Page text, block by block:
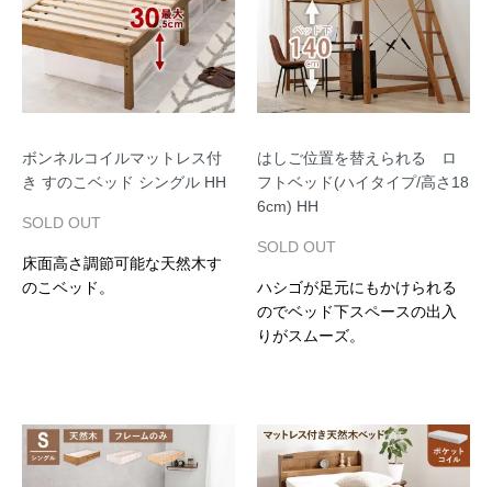
ボンネルコイルマットレス付
き すのこベッド シングル HH
SOLD OUT
床面高さ調節可能な天然木す
のこベッド。
はしご位置を替えられる ロ
フトベッド(ハイタイプ/高さ18
6cm) HH
SOLD OUT
ハシゴが足元にもかけられる
のでベッド下スペースの出入
りがスムーズ。